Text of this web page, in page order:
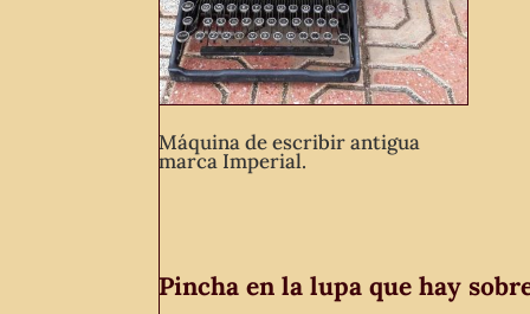
Máquina de escribir antigua
marca Imperial.
Pincha en la lupa que hay